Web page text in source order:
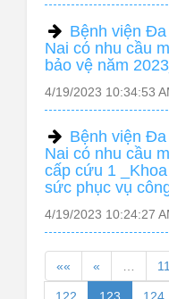
Bệnh viện
Nai có nhu cầu
bảo vệ năm
4/19/2023 10:34:53
Bệnh viện
Nai có nhu cầu
cấp cứu 1
sức phục vụ
4/19/2023 10:24:27
«« « …